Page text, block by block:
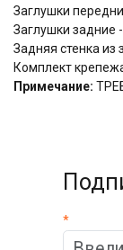
Заглушки
Заглушки задние
Задняя стенка из
Комплект
Примечание:
*